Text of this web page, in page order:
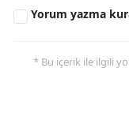
Yorum yazma
* Bu içerik ile ilgili